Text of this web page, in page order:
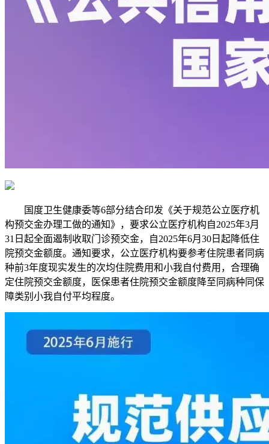
国度卫生健康委等6部分结合印发《关于规范公立医疗机
构预交金办理工做的通知》，要求公立医疗机构自2025年3月
31日起全面遏制收取门诊预交金，自2025年6月30日起降低住
院预交金额度。通知要求，公立医疗机构要参考住院患者同病
种前3年度现实发生的次均住院费用和小我自付费用，合理确
定住院预交金额度，医保患者住院预交金额度降至同病种同保
障类别小我自付平均程度。